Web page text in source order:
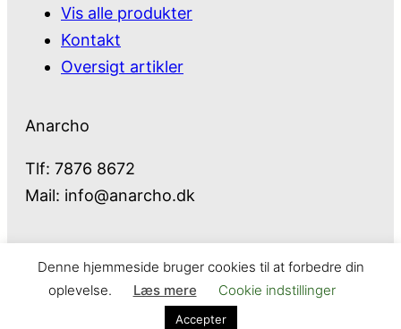
Vis alle produkter
Kontakt
Oversigt artikler
Anarcho
Tlf: 7876 8672
Mail: info@anarcho.dk
Anarcho – alt i Hårde Hvidevarer
Kontakt
Denne hjemmeside bruger cookies til at forbedre din
oplevelse.
Læs mere Cookie indstillinger
Accepter